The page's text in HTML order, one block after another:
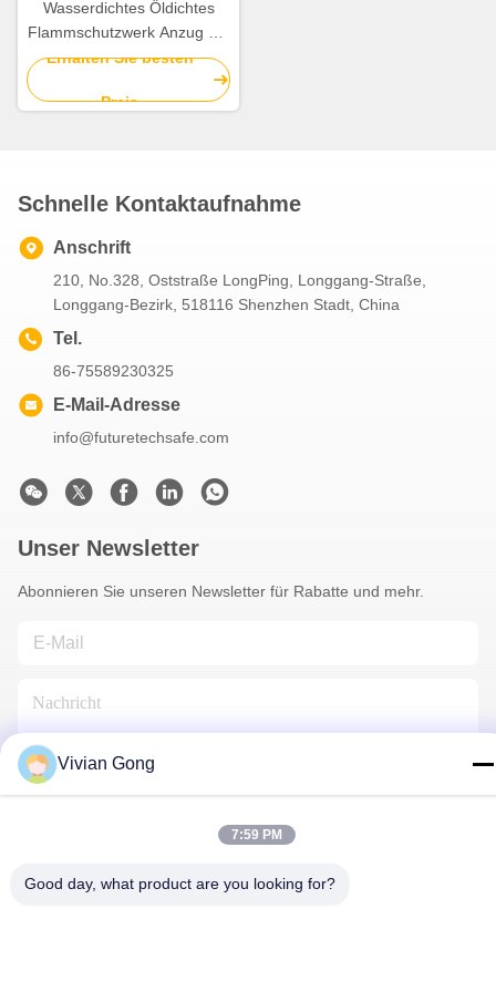
Wasserdichtes Öldichtes
Flammschutzwerk Anzug FR
Overall mit 98% Polyester
Erhalten Sie besten
Preis
Schnelle Kontaktaufnahme
Anschrift
210, No.328, Oststraße LongPing, Longgang-Straße,
Longgang-Bezirk, 518116 Shenzhen Stadt, China
Tel.
86-75589230325
E-Mail-Adresse
info@futuretechsafe.com
Unser Newsletter
Abonnieren Sie unseren Newsletter für Rabatte und mehr.
Vivian Gong
7:59 PM
Good day, what product are you looking for?